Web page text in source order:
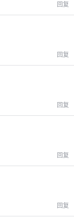
回复
回复
回复
回复
回复